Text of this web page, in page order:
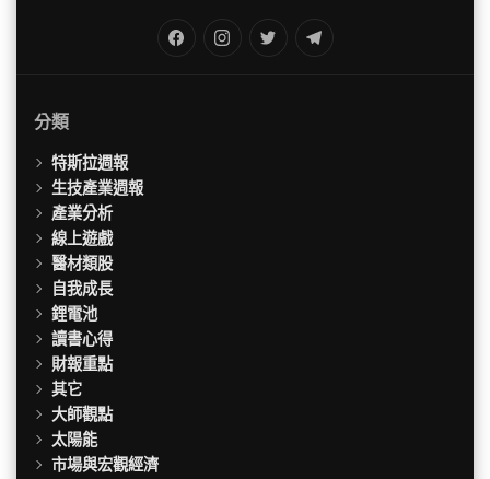
Twitter
分類
特斯拉週報
生技產業週報
產業分析
線上遊戲
醫材類股
自我成長
鋰電池
讀書心得
財報重點
其它
大師觀點
太陽能
市場與宏觀經濟